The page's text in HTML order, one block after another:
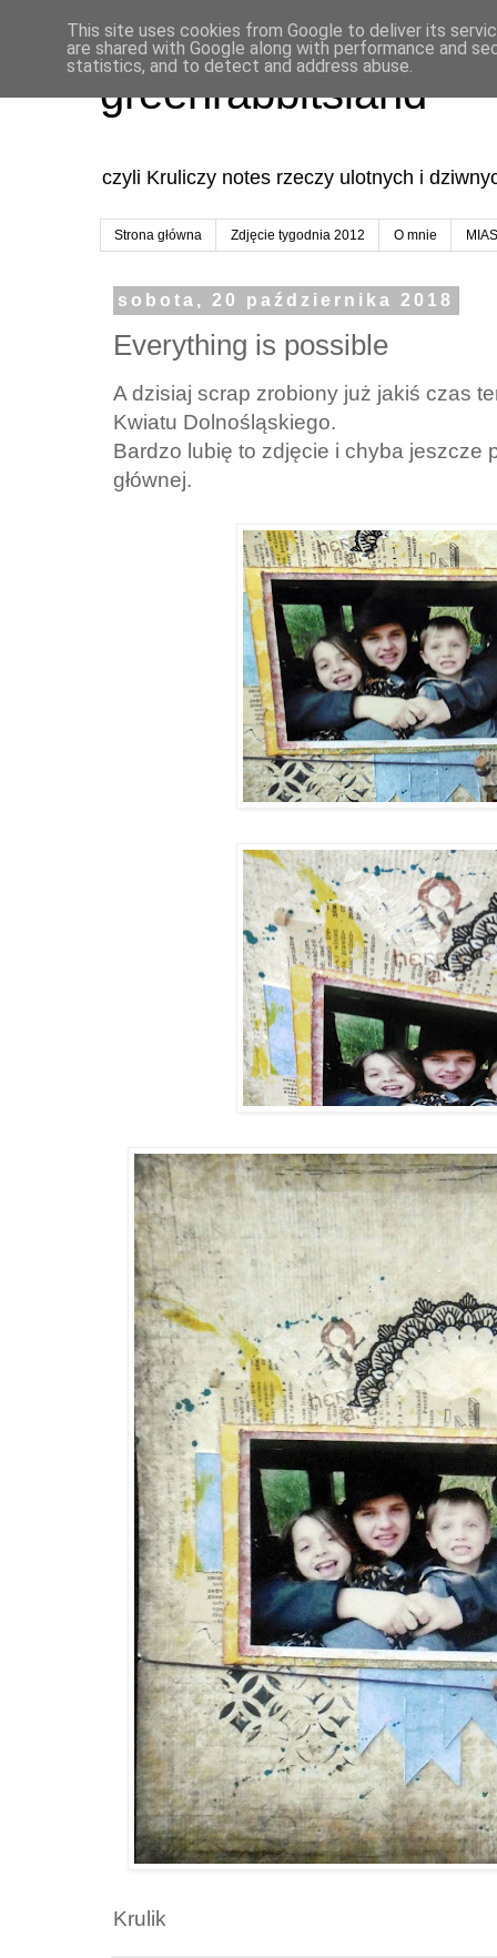
greenrabbitsland
czyli Kruliczy notes rzeczy ulotnych i
Strona główna Zdjęcie tygodnia 2012 O mnie
sobota, 20 października 2018
Everything is possible
A dzisiaj scrap zrobiony już jakiś czas
Kwiatu Dolnośląskiego.
Bardzo lubię to zdjęcie i chyba jeszcze
głównej.
Krulik
This site uses cookies from Google to deliver its
are shared with Google along with performance and
statistics, and to detect and address abuse.